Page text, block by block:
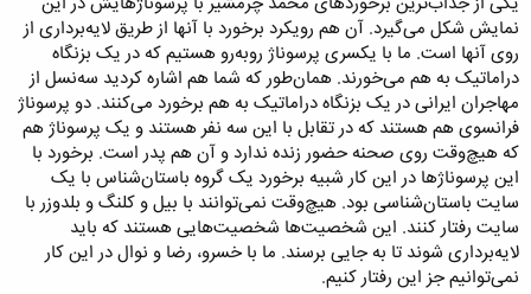
نمایش شکل می‌گیرد. آن هم رویکرد برخورد با آنها از طریق لایه‌برداری از
روی آنها است. ما با یکسری پرسوناژ روبه‌رو هستیم که در یک بزنگاه
دراماتیک به هم می‌خورند. همان‌طور که شما هم اشاره کردید سه‌نسل از
مهاجران ایرانی در یک بزنگاه دراماتیک به هم برخورد می‌کنند. دو پرسوناژ
فرانسوی هم هستند که در تقابل با این سه نفر هستند و یک پرسوناژ هم
که هیچ‌وقت روی صحنه حضور زنده ندارد و آن هم پدر است. برخورد با
این پرسوناژها در این کار شبیه برخورد یک گروه باستان‌شناس با یک
سایت باستان‌شناسی بود. هیچ‌وقت نمی‌توانند با بیل و کلنگ و بلدوزر با
سایت رفتار کنند. این شخصیت‌ها شخصیت‌هایی هستند که باید
لایه‌برداری شوند تا به جایی برسند. ما با خسرو، ‌رضا و نوال در این کار
نمی‌توانیم جز این رفتار کنیم.